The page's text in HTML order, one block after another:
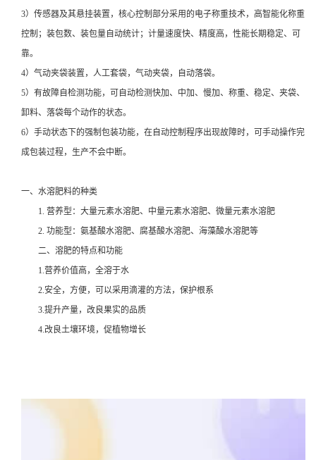
3）传感器及其悬挂装置，核心控制部分采用的电子称重技术，高智能化称重
控制；装包数、装包量自动统计；计量速度快、精度高，性能长期稳定、可
靠。
4）气动夹袋装置，人工套袋，气动夹袋，自动落袋。
5）有故障自检测功能，可自动检测快加、中加、慢加、称重、稳定、夹袋、
卸料、落袋每个动作的状态。
6）手动状态下的强制包装功能，在自动控制程序出现故障时，可手动操作完
成包装过程，生产不会中断。
一、水溶肥料的种类
1. 营养型：大量元素水溶肥、中量元素水溶肥、微量元素水溶肥
2. 功能型：氨基酸水溶肥、腐基酸水溶肥、海藻酸水溶肥等
二、溶肥的特点和功能
1.营养价值高，全溶于水
2.安全，方便，可以采用滴灌的方法，保护根系
3.提升产量，改良果实的品质
4.改良土壤环境，促植物增长